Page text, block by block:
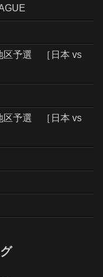
区予選 ［日本 vs
区予選 ［日本 vs